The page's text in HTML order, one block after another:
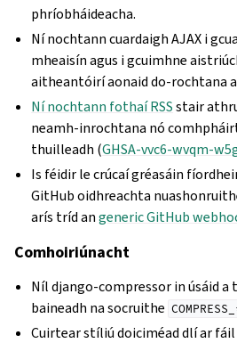
phríobháideacha.
Ní nochtann cuardaigh AJAX i
mheaisín agus i gcuimhne
aitheantóirí aonaid do-rochtana
Ní nochtann fothaí RSSstair
neamh-inrochtana nó
thuilleadh (GHSA-vvc6-wvqm-
Is féidir le crúcaí gréasáin
GitHub oidhreachta
arís tríd angeneric GitHub
Comhoiriúnacht
Níl django-compressor in úsáid a
baineadh na socruithe
Cuirtear stíliú doiciméad dlí ar